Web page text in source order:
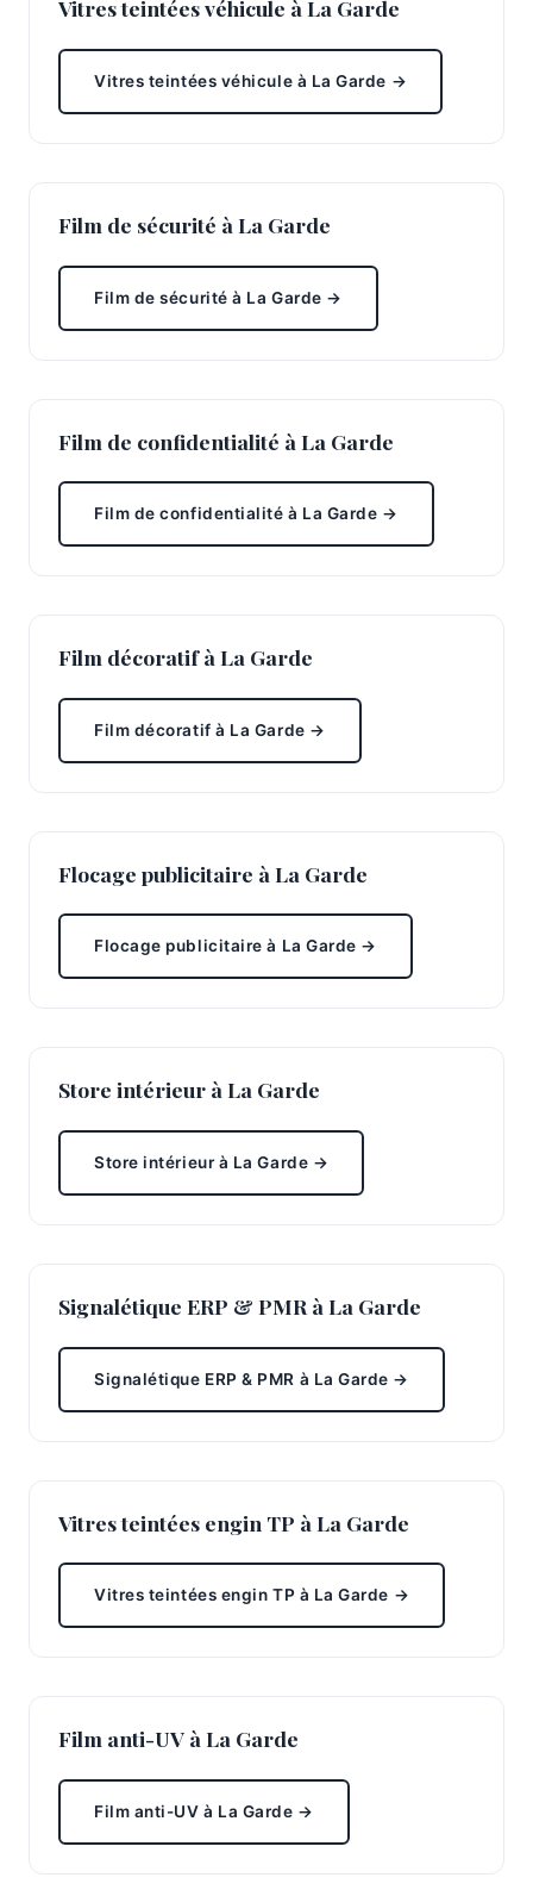
Vitres teintées véhicule à La Garde
Vitres teintées véhicule à La Garde →
Film de sécurité à La Garde
Film de sécurité à La Garde →
Film de confidentialité à La Garde
Film de confidentialité à La Garde →
Film décoratif à La Garde
Film décoratif à La Garde →
Flocage publicitaire à La Garde
Flocage publicitaire à La Garde →
Store intérieur à La Garde
Store intérieur à La Garde →
Signalétique ERP & PMR à La Garde
Signalétique ERP & PMR à La Garde →
Vitres teintées engin TP à La Garde
Vitres teintées engin TP à La Garde →
Film anti-UV à La Garde
Film anti-UV à La Garde →